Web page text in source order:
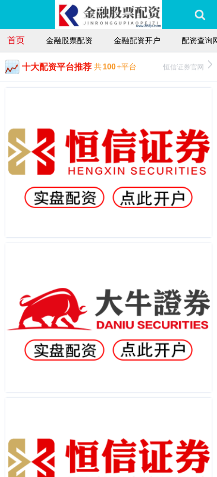
首页 金融股票配资 金融配资开户 配资查询
十大配资平台推荐 共100+平台 恒信证券官网